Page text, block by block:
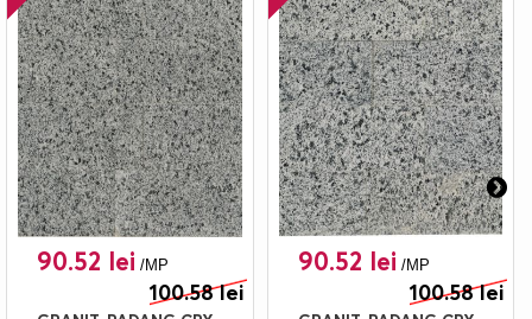
90.52 lei /MP
100.58 lei
90.52 lei /MP
100.58 lei